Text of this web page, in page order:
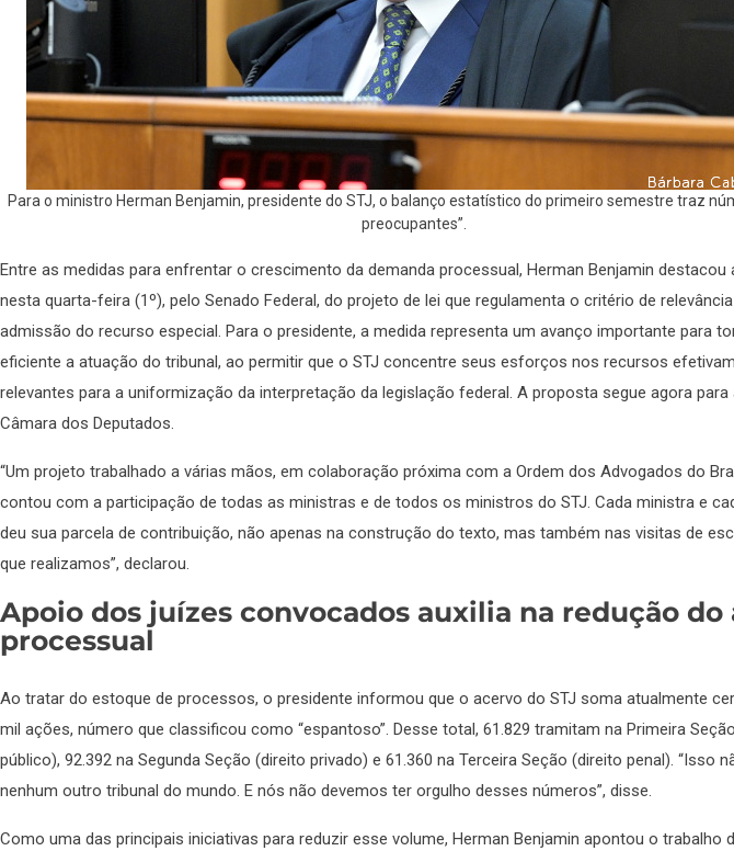
Para o ministro Herman Benjamin, presidente do STJ, o balanço estatístico do primeiro semestre traz
preocupantes”.
Entre as medidas para enfrentar o crescimento da demanda processual, Herman Benjamin destacou
nesta quarta-feira (1º), pelo Senado Federal, do projeto de lei que regulamenta o critério de
admissão do recurso especial. Para o presidente, a medida representa um avanço importante para
eficiente a atuação do tribunal, ao permitir que o STJ concentre seus esforços nos recursos
relevantes para a uniformização da interpretação da legislação federal. A proposta segue agora para
Câmara dos Deputados.
“Um projeto trabalhado a várias mãos, em colaboração próxima com a Ordem dos Advogados do
contou com a participação de todas as ministras e de todos os ministros do STJ. Cada ministra e
deu sua parcela de contribuição, não apenas na construção do texto, mas também nas visitas de
que realizamos”, declarou.
Apoio dos juízes convocados auxilia na redução do
processual
Ao tratar do estoque de processos, o presidente informou que o acervo do STJ soma atualmente
mil ações, número que classificou como “espantoso”. Desse total, 61.829 tramitam na Primeira
público), 92.392 na Segunda Seção (direito privado) e 61.360 na Terceira Seção (direito penal). “Isso
nenhum outro tribunal do mundo. E nós não devemos ter orgulho desses números”, disse.
Como uma das principais iniciativas para reduzir esse volume, Herman Benjamin apontou o trabalho